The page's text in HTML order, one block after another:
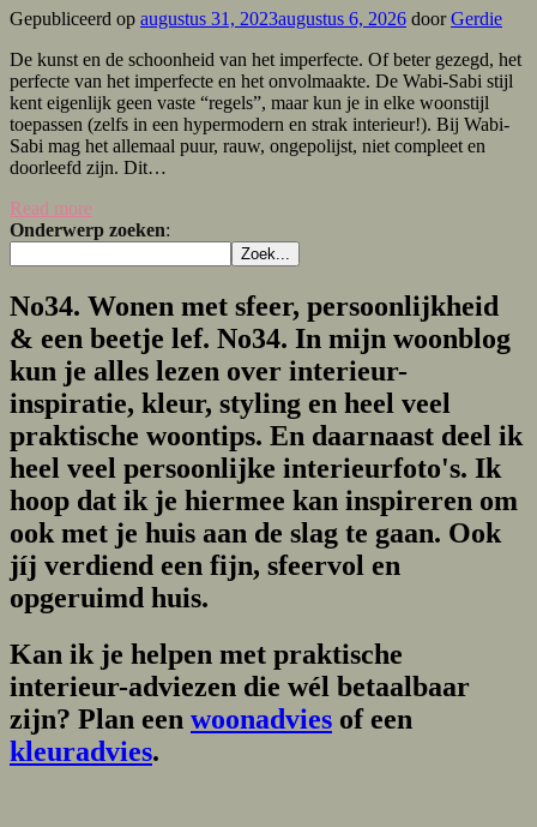
Gepubliceerd op augustus 31, 2023augustus 6, 2026 doorGerdie
De kunst en de schoonheid van het imperfecte. Of beter gezegd, het
perfecte van het imperfecte en het onvolmaakte. De Wabi-Sabi stijl
kent eigenlijk geen vaste “regels”, maar kun je in elke woonstijl
toepassen (zelfs in een hypermodern en strak interieur!). Bij Wabi-
Sabi mag het allemaal puur, rauw, ongepolijst, niet compleet en
doorleefd zijn. Dit…
Read more
Onderwerp zoeken:
Zoek...
No34. Wonen met sfeer, persoonlijkheid
& een beetje lef. No34. In mijn woonblog
kun je alles lezen over interieur-
inspiratie, kleur, styling en heel veel
praktische woontips. En daarnaast deel ik
heel veel persoonlijke interieurfoto's. Ik
hoop dat ik je hiermee kan inspireren om
ook met je huis aan de slag te gaan. Ook
jíj verdiend een fijn, sfeervol en
opgeruimd huis.
Kan ik je helpen met praktische
interieur-adviezen die wél betaalbaar
zijn? Plan een woonadvies of een
kleuradvies.